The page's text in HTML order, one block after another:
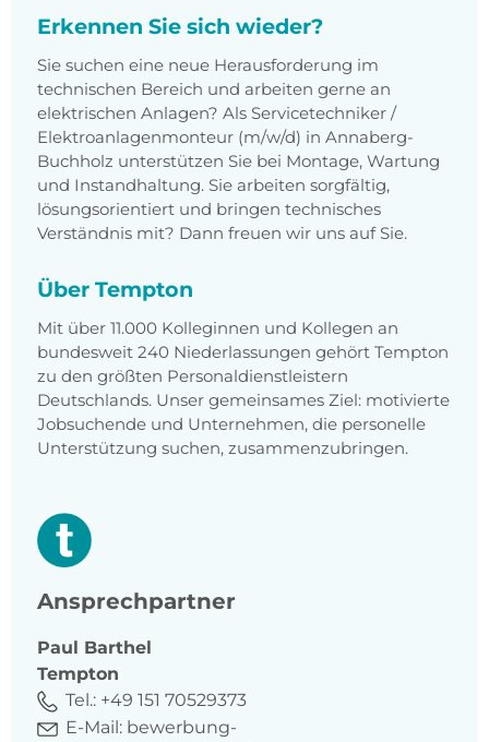
Erkennen Sie sich wieder?
Sie suchen eine neue Herausforderung im
technischen Bereich und arbeiten gerne an
elektrischen Anlagen? Als Servicetechniker /
Elektroanlagenmonteur (m/w/d) in Annaberg-
Buchholz unterstützen Sie bei Montage, Wartung
und Instandhaltung. Sie arbeiten sorgfältig,
lösungsorientiert und bringen technisches
Verständnis mit? Dann freuen wir uns auf Sie.
Über Tempton
Mit über 11.000 Kolleginnen und Kollegen an
bundesweit 240 Niederlassungen gehört Tempton
zu den größten Personaldienstleistern
Deutschlands. Unser gemeinsames Ziel: motivierte
Jobsuchende und Unternehmen, die personelle
Unterstützung suchen, zusammenzubringen.
Ansprechpartner
Paul
Barthel
Tempton
Tel.: +49 151 70529373
E-Mail: bewerbung-